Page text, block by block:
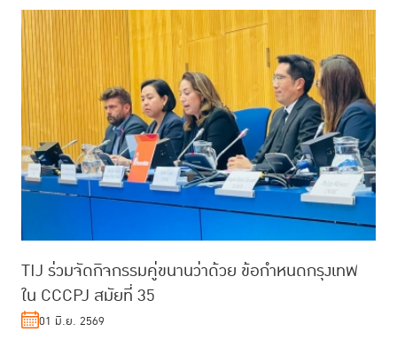
TIJ ร่วมจัดกิจกรรมคู่ขนานว่าด้วย ข้อกำหนดกรุงเทพ
ใน CCCPJ สมัยที่ 35
01 มิ.ย. 2569